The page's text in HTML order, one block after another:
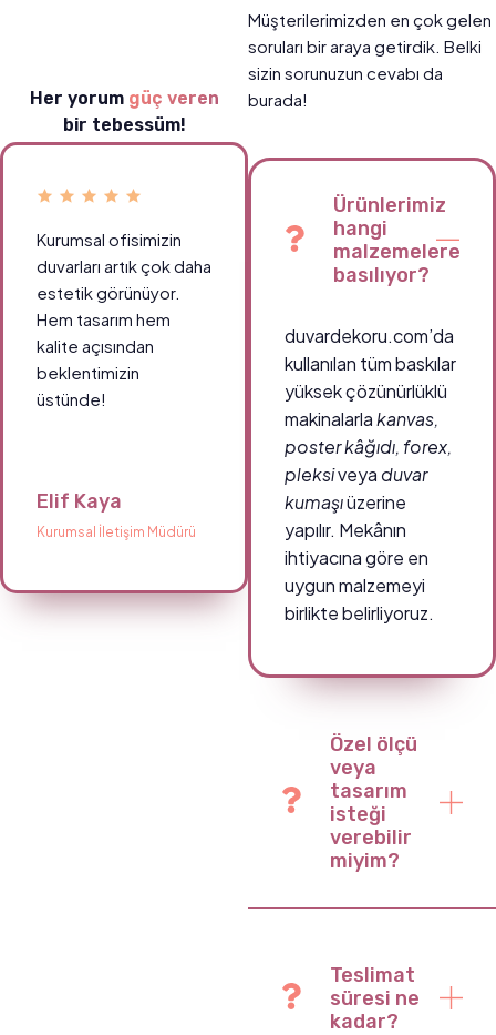
Her yorum güç veren
bir tebessüm!
Kurumsal ofisimizin
duvarları artık çok daha
estetik görünüyor.
Hem tasarım hem
kalite açısından
beklentimizin
üstünde!
Elif Kaya
Kurumsal İletişim Müdürü
Müşterilerimizden en çok gelen
soruları bir araya getirdik. Belki
sizin sorunuzun cevabı da
burada!
Ürünlerimiz
hangi
malzemelere
basılıyor?
duvardekoru.com’da
kullanılan tüm baskılar
yüksek çözünürlüklü
makinalarlakanvas,
poster kâğıdı, forex,
pleksiveya duvar
kumaşıüzerine
yapılır. Mekânın
ihtiyacına göre en
uygun malzemeyi
birlikte belirliyoruz.
Özel ölçü
veya
tasarım
isteği
verebilir
miyim?
Teslimat
süresi ne
kadar?